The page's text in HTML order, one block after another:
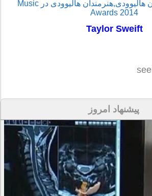
Taylor Sweift
پیشنهاد امروز